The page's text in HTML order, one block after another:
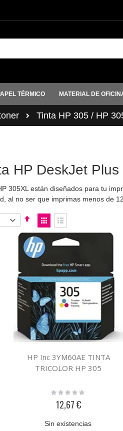
TÉRMICO MATERIAL DE
Tinta HP 305 / HP
HP DeskJet
305XL están diseñados para tu
al no ser que imprimas menos de
Fijar
Dirección
Descendente
Ver
como
ParrillaLista
HP Inc 3YM60AE TINTA
TRICOLOR HP 305
Rating:
12,67 €
Sin existencias